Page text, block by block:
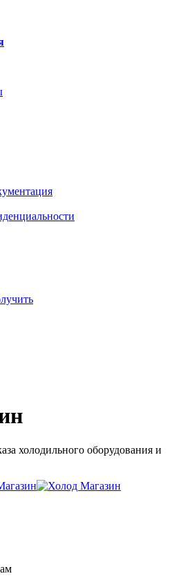
холодильного оборудования и